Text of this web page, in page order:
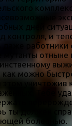
дней
контроля, и
даже работники
мутанты отныне
можно
этом уничтожив
Тебе
ты должен
болезнью.